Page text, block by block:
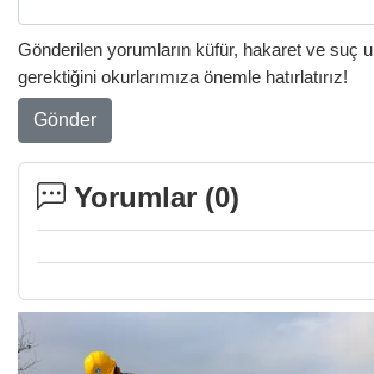
Gönderilen yorumların küfür, hakaret ve suç
gerektiğini okurlarımıza önemle hatırlatırız!
Gönder
Yorumlar (0)